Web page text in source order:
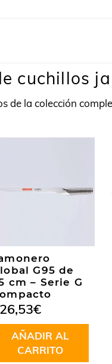
cuchillos
de la colección
G95 de
cm – Serie G
€
AÑADIR AL
CARRITO